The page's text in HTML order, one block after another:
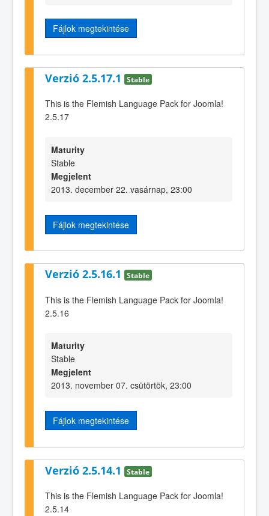
Fájlok megtekintése
Verzió 2.5.17.1 Stable
This is the Flemish Language Pack for Joomla!
2.5.17
Maturity
Stable
Megjelent
2013. december 22. vasárnap, 23:00
Fájlok megtekintése
Verzió 2.5.16.1 Stable
This is the Flemish Language Pack for Joomla!
2.5.16
Maturity
Stable
Megjelent
2013. november 07. csütörtök, 23:00
Fájlok megtekintése
Verzió 2.5.14.1 Stable
This is the Flemish Language Pack for Joomla!
2.5.14